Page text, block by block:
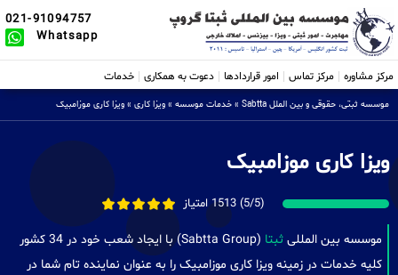
021-91094757
Whatsapp
مرکز مشاوره مرکز تماس امور قراردادها دعوت به همکاری خدمات
موسسه ثبتی، حقوقی و بین الملل Sabtta » خدمات موسسه » ویزا کاری » ویزا کاری موزامبیک
ویزا کاری موزامبیک
(5/5) 1513 امتیاز
موسسه بین المللی ثبتا
(Sabtta Group) با ایجاد شعب خود در 34 کشور
کلیه خدمات در زمینه ویزا کاری موزامبیک را به عنوان نماینده تام شما در